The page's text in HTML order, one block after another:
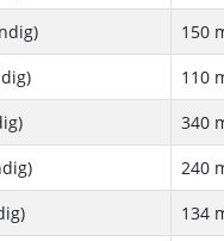
150
110
340
240
134